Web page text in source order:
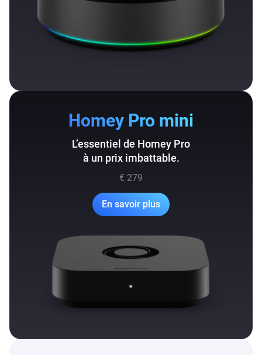
Homey Pro mini
L’essentiel de Homey Pro
à un prix imbattable.
€ 279
En savoir plus